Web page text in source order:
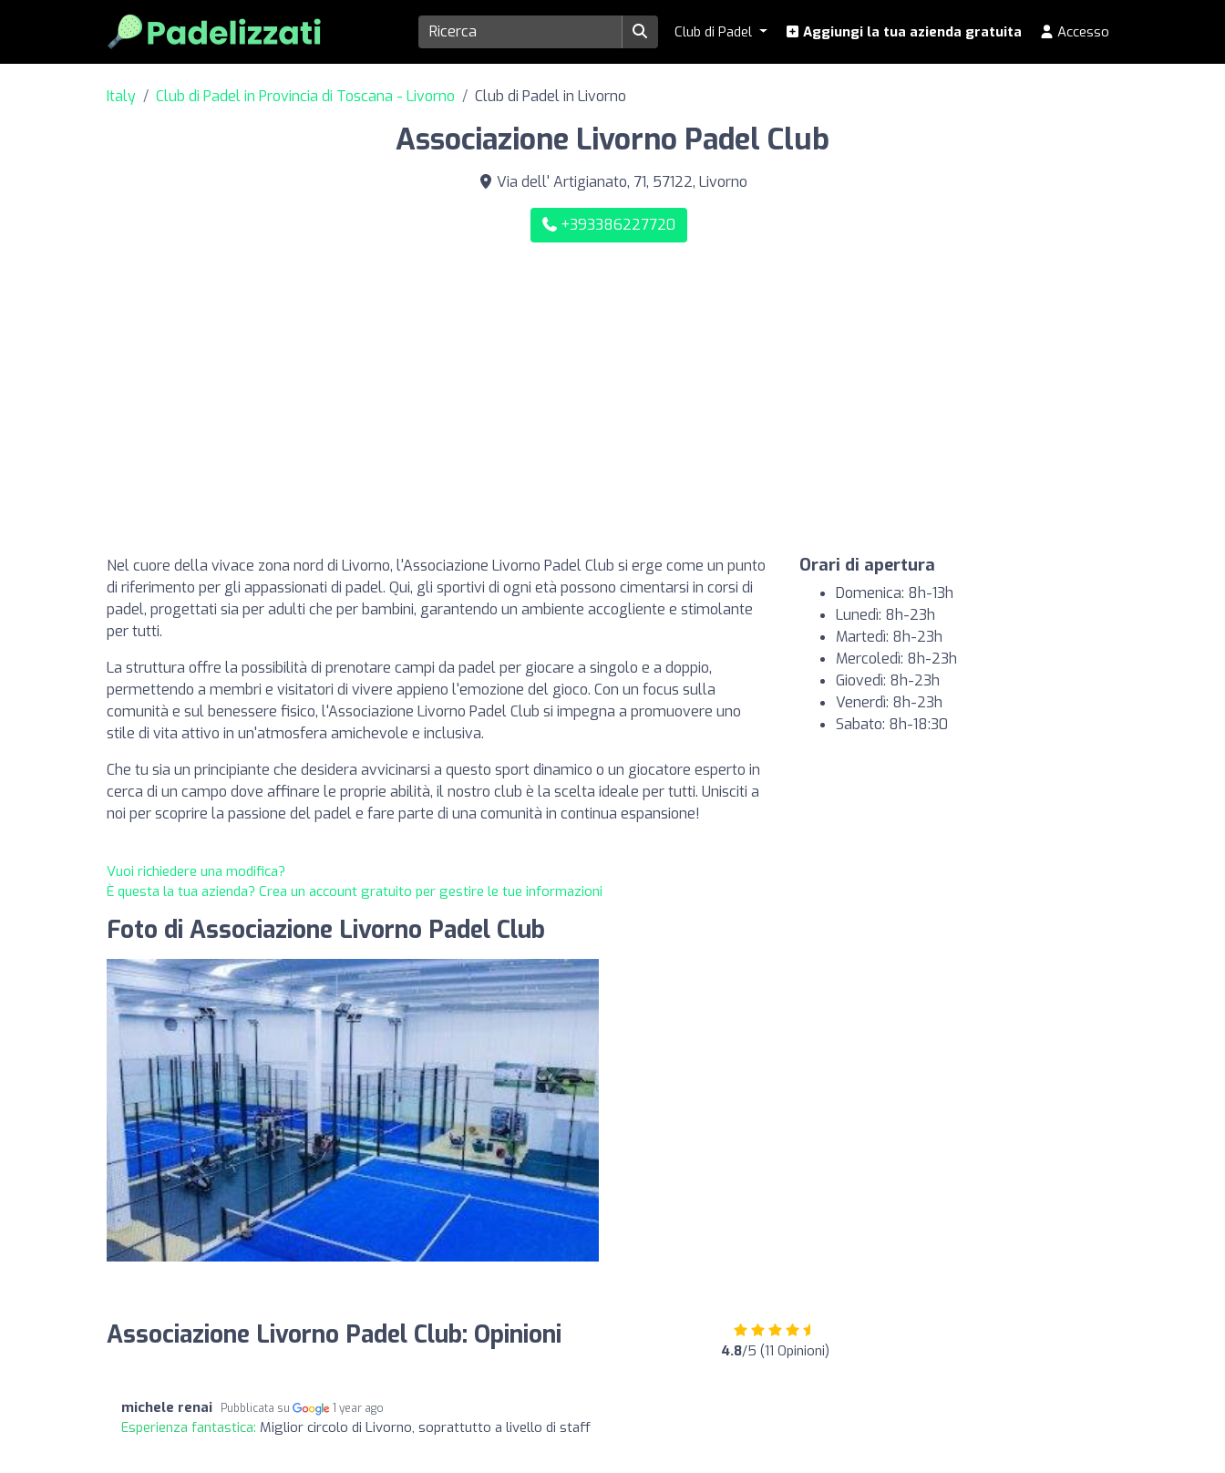
Club di Padel Aggiungi la tua azienda gratuita Accesso
Italy Club di Padel in Provincia di Toscana - Livorno Club di Padel in Livorno
Associazione Livorno Padel Club
Via dell' Artigianato, 71, 57122, Livorno
+393386227720
Nel cuore della vivace zona nord di Livorno, l'Associazione Livorno Padel Club si erge come un punto
di riferimento per gli appassionati di padel. Qui, gli sportivi di ogni età possono cimentarsi in corsi di
padel, progettati sia per adulti che per bambini, garantendo un ambiente accogliente e stimolante
per tutti.
La struttura offre la possibilità di prenotare campi da padel per giocare a singolo e a doppio,
permettendo a membri e visitatori di vivere appieno l'emozione del gioco. Con un focus sulla
comunità e sul benessere fisico, l'Associazione Livorno Padel Club si impegna a promuovere uno
stile di vita attivo in un'atmosfera amichevole e inclusiva.
Che tu sia un principiante che desidera avvicinarsi a questo sport dinamico o un giocatore esperto in
cerca di un campo dove affinare le proprie abilità, il nostro club è la scelta ideale per tutti. Unisciti a
noi per scoprire la passione del padel e fare parte di una comunità in continua espansione!
Orari di apertura
Domenica: 8h-13h
Lunedì: 8h-23h
Martedì: 8h-23h
Mercoledì: 8h-23h
Giovedì: 8h-23h
Venerdì: 8h-23h
Sabato: 8h-18:30
Vuoi richiedere una modifica?
È questa la tua azienda? Crea un account gratuito per gestire le tue informazioni
Foto di Associazione Livorno Padel Club
Associazione Livorno Padel Club: Opinioni 4.8/5 (11 Opinioni)
michele renai Pubblicata su 1 year ago
Esperienza fantastica: Miglior circolo di Livorno, soprattutto a livello di staff